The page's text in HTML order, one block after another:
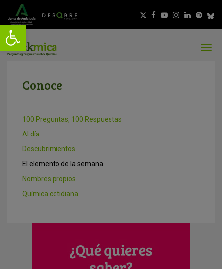
Conoce
100 Preguntas, 100 Respuestas
Al día
Descubrimientos
El elemento de la semana
Nombres propios
Química cotidiana